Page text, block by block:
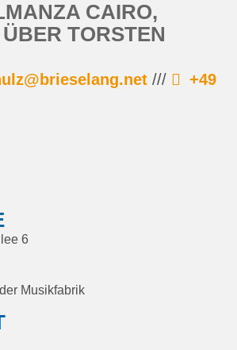
CAIRO,
TORSTEN
///
+49
6
Musikfabrik